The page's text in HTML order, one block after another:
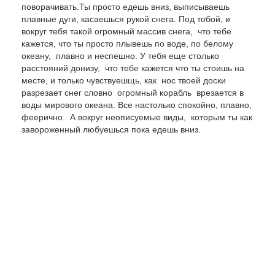
поворачивать.Ты просто едешь вниз, выписываешь
плавные дуги, касаешься рукой снега. Под тобой, и
вокруг тебя такой огромный массив снега, что тебе
кажется, что ты просто плывешь по воде, по белому
океану, плавно и неспешно. У тебя еще столько
расстояний донизу, что тебе кажется что ты стоишь на
месте, и только чувствуешщь, как нос твоей доски
разрезает снег словно огромный корабль врезается в
воды мирового океана. Все настолько спокойно, плавно,
феерично. А вокруг неописуемые виды, которым ты как
завороженный любуешься пока едешь вниз.